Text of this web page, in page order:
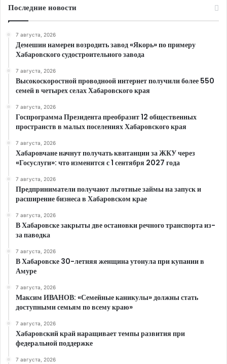
Последние новости
7 августа, 2026
Демешин намерен возродить завод «Якорь» по примеру
Хабаровского судостроительного завода
7 августа, 2026
Высокоскоростной проводноой интернет получили более 550
семей в четырех селах Хабаровского края
7 августа, 2026
Госпрограмма Президента преобразит 12 общественных
пространств в малых поселениях Хабаровского края
7 августа, 2026
Хабаровчане начнут получать квитанции за ЖКУ через
«Госуслуги»: что изменится с 1 сентября 2027 года
7 августа, 2026
Предприниматели получают льготные займы на запуск и
расширение бизнеса в Хабаровском крае
7 августа, 2026
В Хабаровске закрыты две остановки речного транспорта из-
за паводка
7 августа, 2026
В Хабаровске 30-летняя женщина утонула при купании в
Амуре
7 августа, 2026
Максим ИВАНОВ: «Семейные каникулы» должны стать
доступными семьям по всему краю»
7 августа, 2026
Хабаровский край наращивает темпы развития при
федеральной поддержке
7 августа, 2026